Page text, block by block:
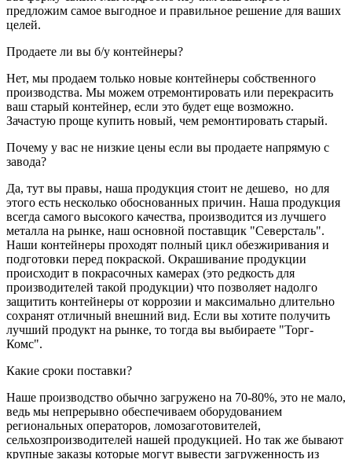
предложим самое выгодное и правильное решение для ваших
целей.
Продаете ли вы б/у контейнеры?
Нет, мы продаем только новые контейнеры собственного
производства. Мы можем отремонтировать или перекрасить
ваш старый контейнер, если это будет еще возможно.
Зачастую проще купить новый, чем ремонтировать старый.
Почему у вас не низкие цены если вы продаете напрямую с
завода?
Да, тут вы правы, наша продукция стоит не дешево, но для
этого есть несколько обоснованных причин. Наша продукция
всегда самого высокого качества, производится из лучшего
металла на рынке, наш основной поставщик "Северсталь".
Наши контейнеры проходят полный цикл обезжиривания и
подготовки перед покраской. Окрашивание продукции
происходит в покрасочных камерах (это редкость для
производителей такой продукции) что позволяет надолго
защитить контейнеры от коррозии и максимально длительно
сохранят отличный внешний вид. Если вы хотите получить
лучший продукт на рынке, то тогда вы выбираете "Торг-
Комс".
Какие сроки поставки?
Наше производство обычно загружено на 70-80%, это не мало,
ведь мы непрерывно обеспечиваем оборудованием
региональных операторов, ломозаготовителей,
сельхозпроизводителей нашей продукцией. Но так же бывают
крупные заказы которые могут вывести загруженность из